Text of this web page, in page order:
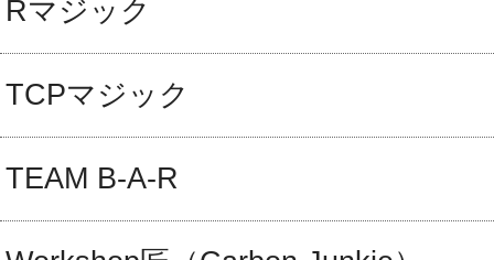
Rマジック
TCPマジック
TEAM B-A-R